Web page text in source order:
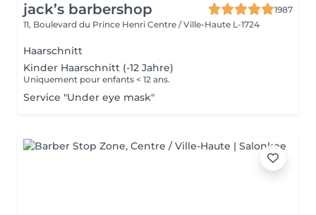
jack’s barbershop
1987
11, Boulevard du Prince Henri Centre / Ville-Haute L-1724
Haarschnitt
Kinder Haarschnitt (-12 Jahre)
Uniquement pour enfants < 12 ans.
Service "Under eye mask"